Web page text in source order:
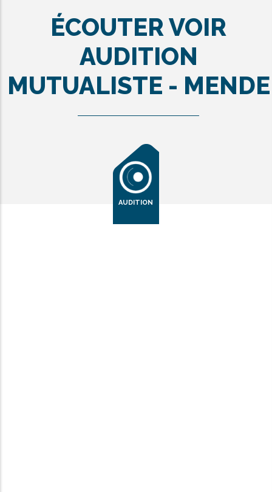
ÉCOUTER VOIR
AUDITION
MUTUALISTE - MENDE
AUDITION